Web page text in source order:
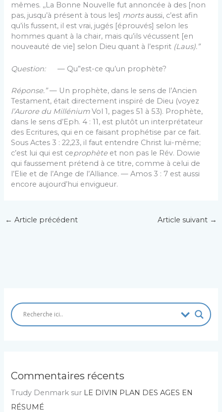
mêmes. ,,La Bonne Nouvelle fut annoncée à des [non
pas, jusqu’à présent à tous les] morts aussi, c’est afin
qu’ils fussent, il est vrai, jugés [éprouvés] selon les
hommes quant à la chair, mais qu’ils vécussent [en
nouveauté de vie] selon Dieu quant à l’esprit (Laus).”
Question:— Qu”est-ce qu’un prophète?
Réponse.”— Un prophète, dans le sens de l’Ancien
Testament, était directement inspiré de Dieu (voyez
l’Aurore du MilléniumVol 1, pages 51 à 53). Prophète,
dans le sens d’Eph. 4 : 11, est plutôt un interpréta­teur
des Ecritures, qui en ce faisant prophétise par ce fait.
Sous Actes 3 : 22,23, il faut entendre Christ lui-même;
c’est lui qui est ceprophète et non pas le Rév. Dowie
qui faussement prétend à ce titre, comme à celui de
l’Elie et de l’Ange de l’Alliance. — Amos 3 : 7 est aussi
encore aujourd’hui envigueur.
← Article précédent Article suivant →
Commentaires récents
Trudy Denmark sur LE DIVIN PLAN DES AGES EN
RÉSUMÉ